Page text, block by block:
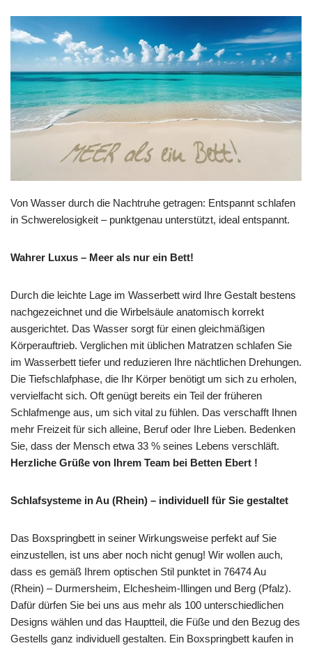
Von Wasser durch die Nachtruhe getragen: Entspannt schlafen
in Schwerelosigkeit – punktgenau unterstützt, ideal entspannt.
Wahrer Luxus – Meer als nur ein Bett!
Durch die leichte Lage im Wasserbett wird Ihre Gestalt bestens
nachgezeichnet und die Wirbelsäule anatomisch korrekt
ausgerichtet. Das Wasser sorgt für einen gleichmäßigen
Körperauftrieb. Verglichen mit üblichen Matratzen schlafen Sie
im Wasserbett tiefer und reduzieren Ihre nächtlichen Drehungen.
Die Tiefschlafphase, die Ihr Körper benötigt um sich zu erholen,
vervielfacht sich. Oft genügt bereits ein Teil der früheren
Schlafmenge aus, um sich vital zu fühlen. Das verschafft Ihnen
mehr Freizeit für sich alleine, Beruf oder Ihre Lieben. Bedenken
Sie, dass der Mensch etwa 33 % seines Lebens verschläft.
Herzliche Grüße von Ihrem Team bei Betten Ebert !
Schlafsysteme in Au (Rhein) – individuell für Sie gestaltet
Das Boxspringbett in seiner Wirkungsweise perfekt auf Sie
einzustellen, ist uns aber noch nicht genug! Wir wollen auch,
dass es gemäß Ihrem optischen Stil punktet in 76474 Au
(Rhein) – Durmersheim, Elchesheim-Illingen und Berg (Pfalz).
Dafür dürfen Sie bei uns aus mehr als 100 unterschiedlichen
Designs wählen und das Hauptteil, die Füße und den Bezug des
Gestells ganz individuell gestalten. Ein Boxspringbett kaufen in